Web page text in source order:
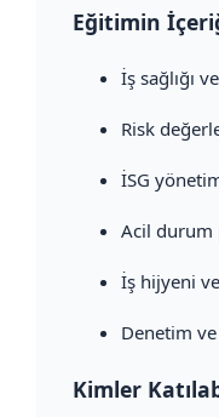
Eğitimin
İş sağlığı
Risk
İSG
Acil durum
İş hijyeni
Denetim
Kimler